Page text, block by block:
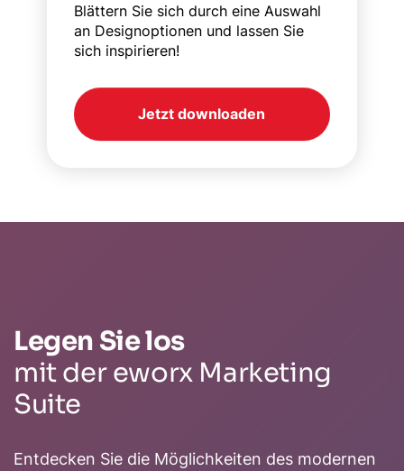
Blättern Sie sich durch eine Auswahl
an Designoptionen und lassen Sie
sich inspirieren!
Jetzt downloaden
Legen Sie los
mit der eworx Marketing
Suite
Entdecken Sie die Möglichkeiten des modernen